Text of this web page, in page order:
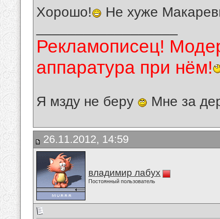
Хорошо!
Не хуже
Рекламописец!
аппаратура при нём!
Я мзду не беру Мне за
26.11.2012, 14:59
владимир лабух
Постоянный пользователь